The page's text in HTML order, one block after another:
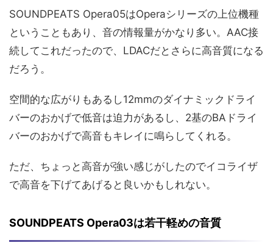
SOUNDPEATS Opera05はOperaシリーズの上位機種
ということもあり、音の情報量がかなり多い。AAC接
続してこれだったので、LDACだとさらに高音質になる
だろう。
空間的な広がりもあるし12mmのダイナミックドライ
バーのおかげで低音は迫力があるし、2基のBAドライ
バーのおかげで高音もキレイに鳴らしてくれる。
ただ、ちょっと高音が強い感じがしたのでイコライザ
で高音を下げてあげると良いかもしれない。
SOUNDPEATS Opera03は若干軽めの音質